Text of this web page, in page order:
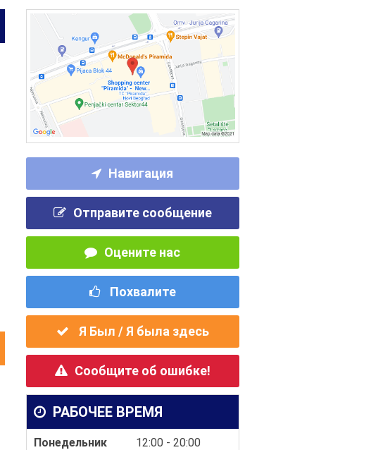
Навигация
Отправите сообщение
Оцените нас
Похвалите
Я Был / Я была здесь
Сообщите об ошибке!
РАБОЧЕЕ ВРЕМЯ
Понедельник
12:00 - 20:00